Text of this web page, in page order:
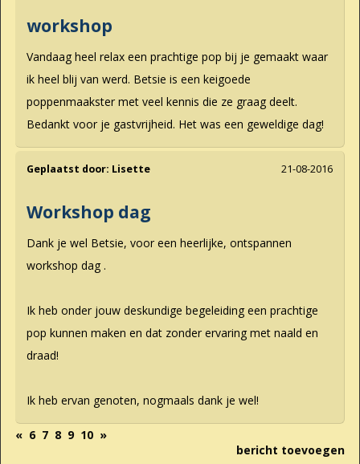
workshop
Vandaag heel relax een prachtige pop bij je gemaakt waar
ik heel blij van werd. Betsie is een keigoede
poppenmaakster met veel kennis die ze graag deelt.
Bedankt voor je gastvrijheid. Het was een geweldige dag!
21-08-2016
Geplaatst door: Lisette
Workshop dag
Dank je wel Betsie, voor een heerlijke, ontspannen
workshop dag .
Ik heb onder jouw deskundige begeleiding een prachtige
pop kunnen maken en dat zonder ervaring met naald en
draad!
Ik heb ervan genoten, nogmaals dank je wel!
« 6 7 8 9 10 »
bericht toevoegen